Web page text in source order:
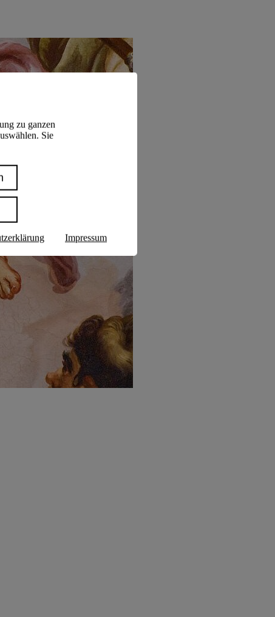
zu ganzen
Sie
Impressum